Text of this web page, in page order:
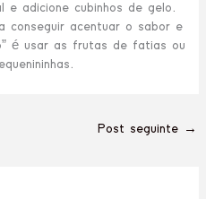
adicione cubinhos de gelo.
conseguir acentuar o sabor e
é usar as frutas de fatias ou
Post seguinte →